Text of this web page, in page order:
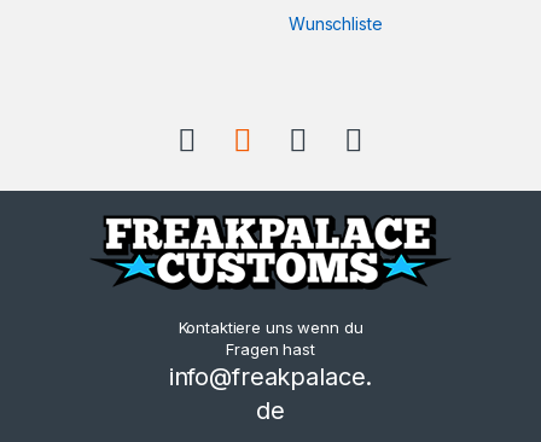
Wunschliste
Kontaktiere uns wenn du
Fragen hast
info@freakpalace.
de